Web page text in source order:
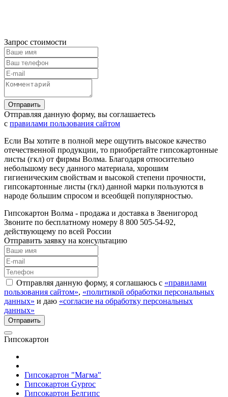
Запрос стоимости
Отправляя данную форму, вы соглашаетесь
с правилами пользования сайтом
Если Вы хотите в полной мере ощутить высокое качество
отечественной продукции, то приобретайте гипсокартонные
листы (гкл) от фирмы Волма. Благодаря относительно
небольшому весу данного материала, хорошим
гигиеническим свойствам и высокой степени прочности,
гипсокартонные листы (гкл) данной марки пользуются в
народе большим спросом и всеобщей популярностью.
Гипсокартон Волма - продажа и доставка в Звенигород
Звоните по бесплатному номеру 8 800 505-54-92,
действующему по всей России
Отправить заявку на консультацию
Отправляя данную форму, я соглашаюсь с «правилами
пользования сайтом», «политикой обработки персональных
данных» и даю «согласие на обработку персональных
данных»
Гипсокартон
Гипсокартон "Магма"
Гипсокартон Gyproc
Гипсокартон Белгипс